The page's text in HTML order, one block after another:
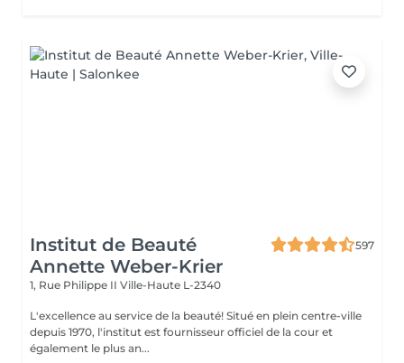
Institut de Beauté
Annette Weber-Krier
597
1, Rue Philippe II Ville-Haute L-2340
L'excellence au service de la beauté! Situé en plein centre-ville
depuis 1970, l'institut est fournisseur officiel de la cour et
également le plus an...